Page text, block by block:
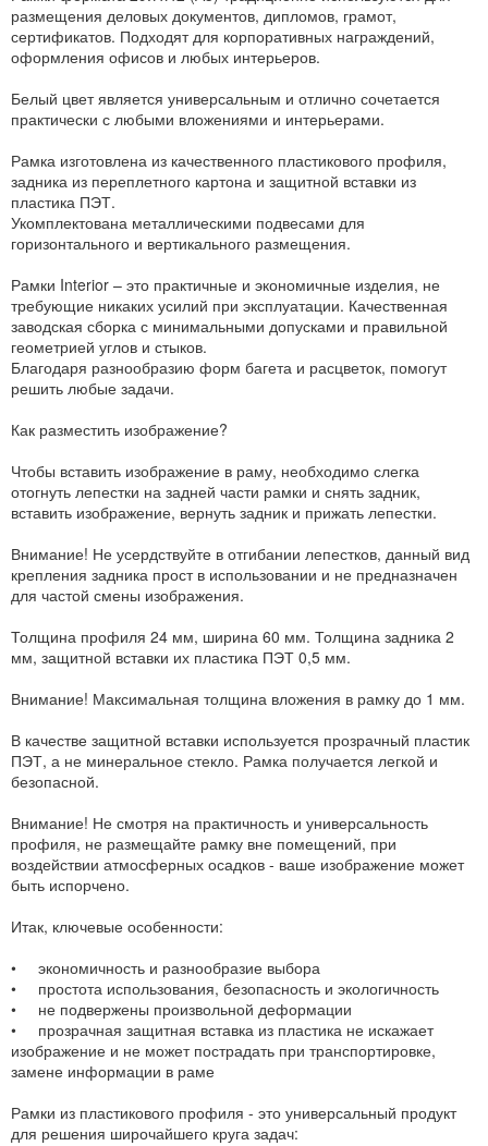
размещения деловых документов, дипломов, грамот,
сертификатов. Подходят для корпоративных награждений,
оформления офисов и любых интерьеров.
Белый цвет является универсальным и отлично сочетается
практически с любыми вложениями и интерьерами.
Рамка изготовлена из качественного пластикового профиля,
задника из переплетного картона и защитной вставки из
пластика ПЭТ.
Укомплектована металлическими подвесами для
горизонтального и вертикального размещения.
Рамки Interior – это практичные и экономичные изделия, не
требующие никаких усилий при эксплуатации. Качественная
заводская сборка с минимальными допусками и правильной
геометрией углов и стыков.
Благодаря разнообразию форм багета и расцветок, помогут
решить любые задачи.
Как разместить изображение?
Чтобы вставить изображение в раму, необходимо слегка
отогнуть лепестки на задней части рамки и снять задник,
вставить изображение, вернуть задник и прижать лепестки.
Внимание! Не усердствуйте в отгибании лепестков, данный вид
крепления задника прост в использовании и не предназначен
для частой смены изображения.
Толщина профиля 24 мм, ширина 60 мм. Толщина задника 2
мм, защитной вставки их пластика ПЭТ 0,5 мм.
Внимание! Максимальная толщина вложения в рамку до 1 мм.
В качестве защитной вставки используется прозрачный пластик
ПЭТ, а не минеральное стекло. Рамка получается легкой и
безопасной.
Внимание! Не смотря на практичность и универсальность
профиля, не размещайте рамку вне помещений, при
воздействии атмосферных осадков - ваше изображение может
быть испорчено.
Итак, ключевые особенности:
• экономичность и разнообразие выбора
• простота использования, безопасность и экологичность
• не подвержены произвольной деформации
• прозрачная защитная вставка из пластика не искажает
изображение и не может пострадать при транспортировке,
замене информации в раме
Рамки из пластикового профиля - это универсальный продукт
для решения широчайшего круга задач: